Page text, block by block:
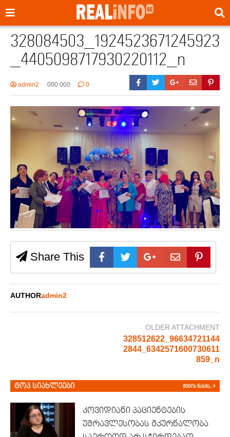
328084503_1924523671245923
_4405098717930220112_n
admin2 000 000 0
Share This
AUTHORadmin2
OLDER ATTACHMENT
328512622_96634721144
2844_6342571600730611
859_n
ტოპ სიახლეები მეტის ნახვა..
კოვიდიანი პაციენტების
უმრავლესობას მკურნალობა